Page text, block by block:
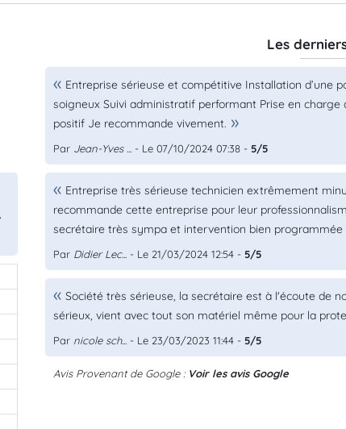
Les
Entreprise sérieuse et compétitive Installation d’une
soigneux Suivi administratif performant Prise en
positif Je recommande vivement.
Par Jean-Yves ... - Le 07/10/2024 07:38 - 5/5
Entreprise très sérieuse technicien extrêmement
recommande cette entreprise pour leur
secrétaire très sympa et intervention bien programmée
Par Didier Lec... - Le 21/03/2024 12:54 - 5/5
Société très sérieuse, la secrétaire est à l'écoute de
sérieux, vient avec tout son matériel même pour la
Par nicole sch... - Le 23/03/2023 11:44 - 5/5
Avis Provenant de Google : Voir les avis Google